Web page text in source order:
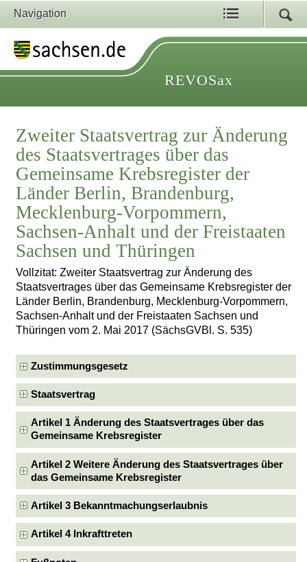
Navigation
REVOSax
Zweiter Staatsvertrag zur Änderung
des Staatsvertrages über das
Gemeinsame Krebsregister der
Länder Berlin, Brandenburg,
Mecklenburg-Vorpommern,
Sachsen-Anhalt und der Freistaaten
Sachsen und Thüringen
Vollzitat: Zweiter Staatsvertrag zur Änderung des
Staatsvertrages über das Gemeinsame Krebsregister der
Länder Berlin, Brandenburg, Mecklenburg-Vorpommern,
Sachsen-Anhalt und der Freistaaten Sachsen und
Thüringen vom 2. Mai 2017 (SächsGVBl. S. 535)
Zustimmungsgesetz
Staatsvertrag
Artikel 1 Änderung des Staatsvertrages über das
Gemeinsame Krebsregister
Artikel 2 Weitere Änderung des Staatsvertrages über
das Gemeinsame Krebsregister
Artikel 3 Bekanntmachungserlaubnis
Artikel 4 Inkrafttreten